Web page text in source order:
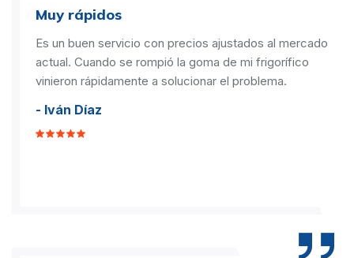
Muy rápidos
Es un buen servicio con precios ajustados al mercado
actual. Cuando se rompió la goma de mi frigorífico
vinieron rápidamente a solucionar el problema.
- Iván Díaz